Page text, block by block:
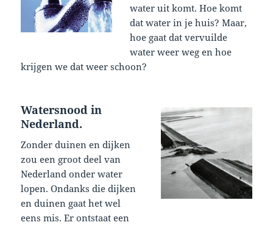
water uit komt. Hoe komt
dat water in je huis? Maar,
hoe gaat dat vervuilde
water weer weg en hoe
krijgen we dat weer schoon?
Watersnood in
Nederland.
Zonder duinen en dijken
zou een groot deel van
Nederland onder water
lopen. Ondanks die dijken
en duinen gaat het wel
eens mis. Er ontstaat een